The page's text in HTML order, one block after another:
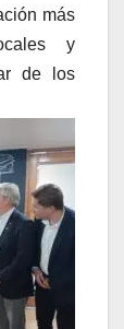
más
y
de los